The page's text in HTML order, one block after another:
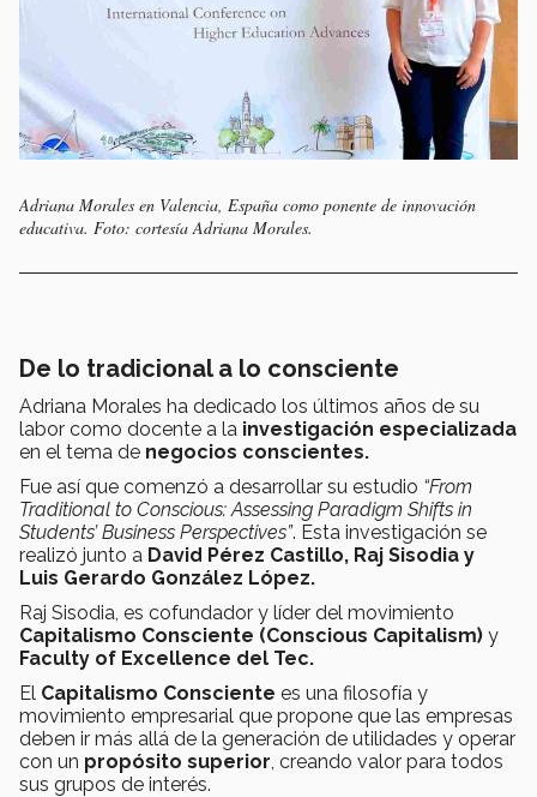
Adriana Morales en Valencia, España como ponente de innovación
educativa. Foto: cortesía Adriana Morales.
De lo tradicional a lo consciente
Adriana Morales ha dedicado los últimos años de su
labor como docente a la investigación especializada
en el tema de negocios conscientes.
Fue así que comenzó a desarrollar su estudio “From
Traditional to Conscious: Assessing Paradigm Shifts in
Students’ Business Perspectives”. Esta investigación se
realizó junto a David Pérez Castillo, Raj Sisodia y
Luis Gerardo González López.
Raj Sisodia, es cofundador y líder del movimiento
Capitalismo Consciente (Conscious Capitalism) y
Faculty of Excellence del Tec.
El Capitalismo Consciente es una filosofía y
movimiento empresarial que propone que las empresas
deben ir más allá de la generación de utilidades y operar
con un propósito superior , creando valor para todos
sus grupos de interés.